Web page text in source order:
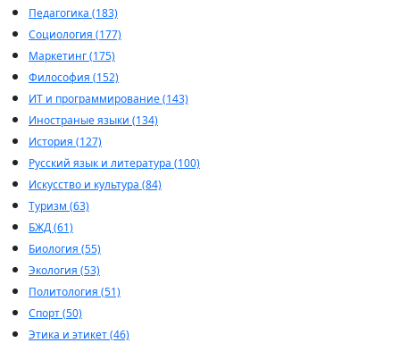
Педагогика (183)
Социология (177)
Маркетинг (175)
Философия (152)
ИТ и программирование (143)
Иностраные языки (134)
История (127)
Русский язык и литература (100)
Искусство и культура (84)
Туризм (63)
БЖД (61)
Биология (55)
Экология (53)
Политология (51)
Спорт (50)
Этика и этикет (46)